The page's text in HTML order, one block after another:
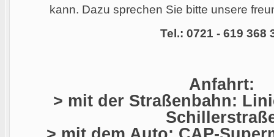
kann. Dazu sprechen Sie bitte unsere
Tel.: 0721 - 619 368
Anfahrt:
> mit der Straßenbahn: